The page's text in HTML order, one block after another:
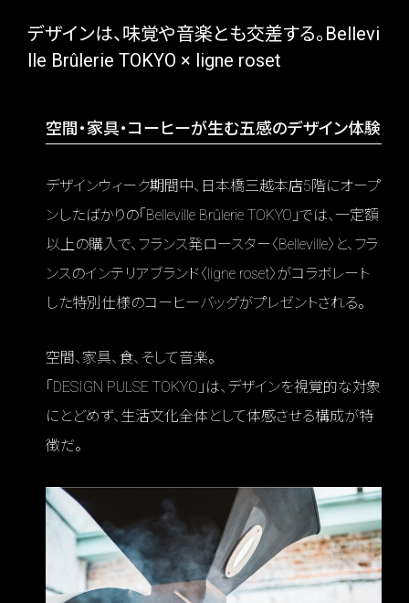
デザインは、味覚や音楽とも交差する。Bellevi
lle Brûlerie TOKYO × ligne roset
空間・家具・コーヒーが生む五感のデザイン体験
デザインウィーク期間中、日本橋三越本店5階にオープ
ンしたばかりの「Belleville Brûlerie TOKYO」では、一定額
以上の購入で、フランス発ロースター〈Belleville〉と、フラ
ンスのインテリアブランド〈ligne roset〉がコラボレート
した特別仕様のコーヒーバッグがプレゼントされる。
空間、家具、食、そして音楽。
「DESIGN PULSE TOKYO」は、デザインを視覚的な対象
にとどめず、生活文化全体として体感させる構成が特
徴だ。